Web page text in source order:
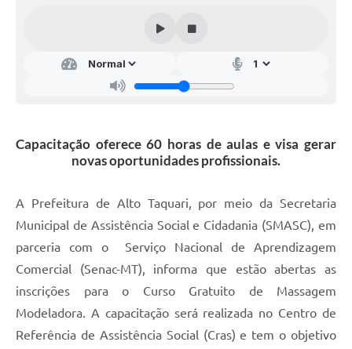
Capacitação oferece 60 horas de aulas e visa gerar
novas oportunidades profissionais.
A Prefeitura de Alto Taquari, por meio da Secretaria
Municipal de Assistência Social e Cidadania (SMASC), em
parceria com o Serviço Nacional de Aprendizagem
Comercial (Senac-MT), informa que estão abertas as
inscrições para o Curso Gratuito de Massagem
Modeladora. A capacitação será realizada no Centro de
Referência de Assistência Social (Cras) e tem o objetivo